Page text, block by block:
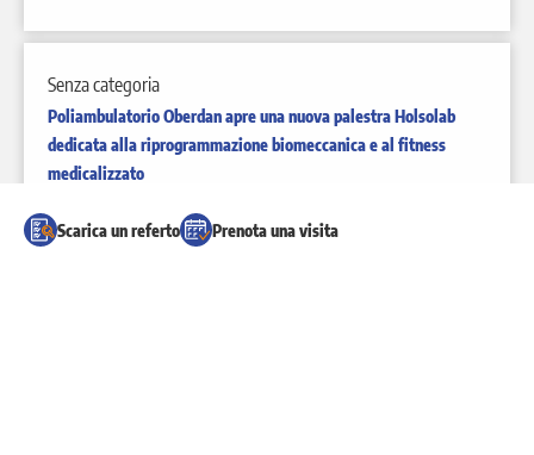
Scarica un referto Prenota una visita
Senza categoria
Poliambulatorio Oberdan apre una nuova palestra Holsolab
dedicata alla riprogrammazione biomeccanica e al fitness
medicalizzato